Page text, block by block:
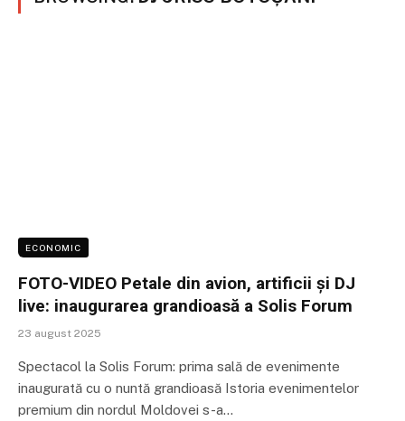
ECONOMIC
FOTO-VIDEO Petale din avion, artificii și DJ
live: inaugurarea grandioasă a Solis Forum
23 august 2025
Spectacol la Solis Forum: prima sală de evenimente
inaugurată cu o nuntă grandioasă Istoria evenimentelor
premium din nordul Moldovei s-a…